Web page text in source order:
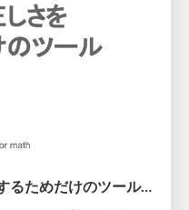
Lean は証明の正しさを確認するためだけのツールって思ってませんか？